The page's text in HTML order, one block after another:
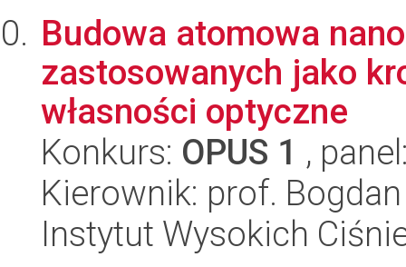
Budowa atomowa
zastosowanych jako
własności optyczne
Konkurs: OPUS 1 ,
Kierownik: prof.
Instytut Wysokich